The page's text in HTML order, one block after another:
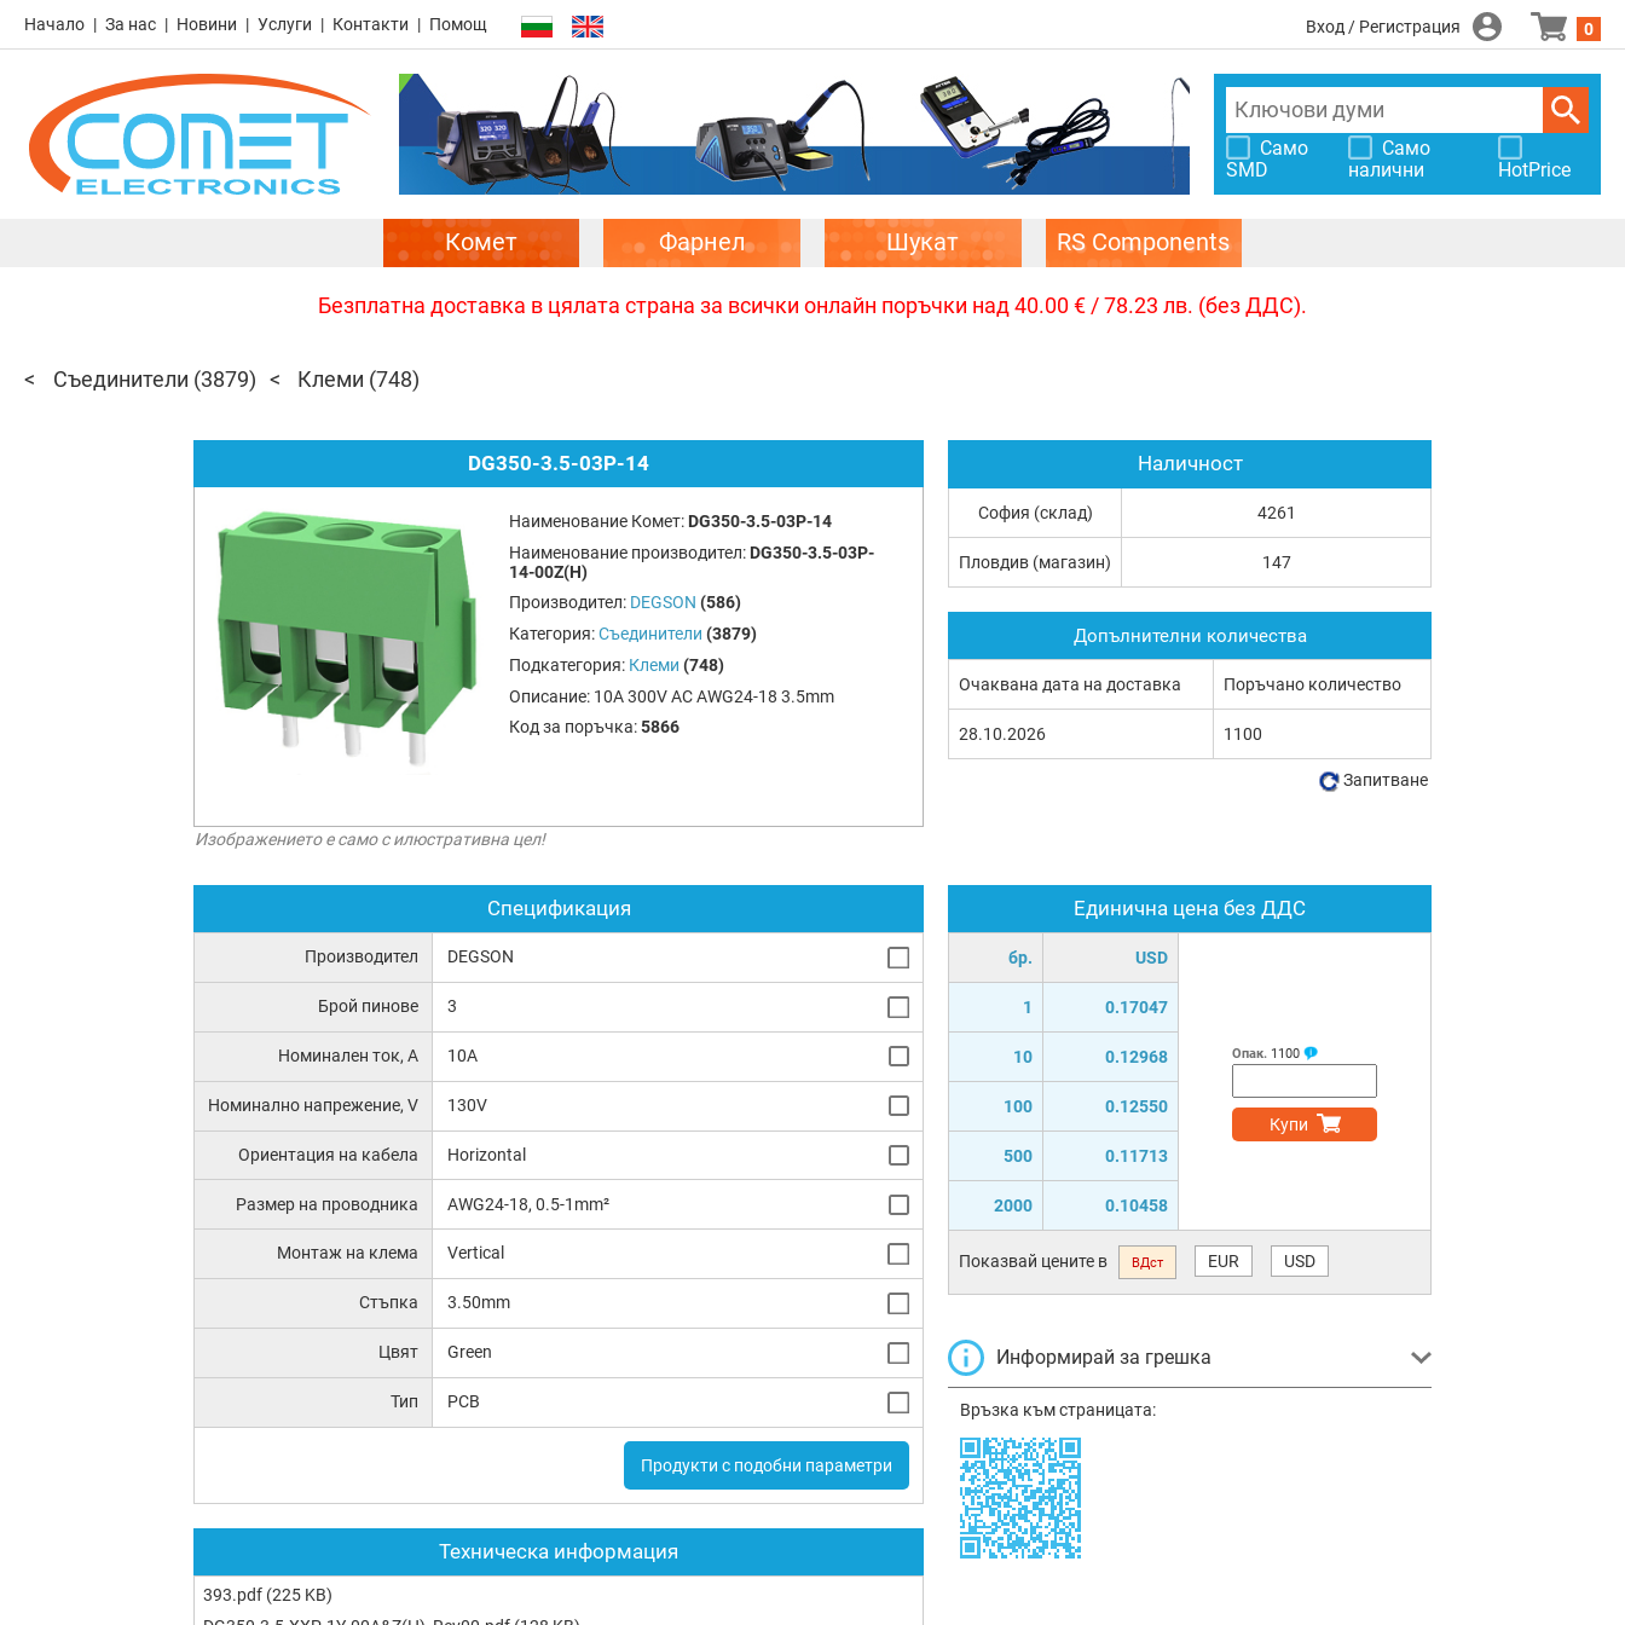
Начало За нас Новини Услуги Контакти Помощ Вход / Регистрация 0
Само
SMD
Само
налични
HotPrice
Комет Фарнел Шукат RS Components
Безплатна доставка в цялата страна за всички онлайн поръчки над 40.00 € / 78.23 лв. (без ДДС).
Съединители (3879) Клеми (748)
DG350-3.5-03P-14
Наименование Комет: DG350-3.5-03P-14
Наименование производител: DG350-3.5-03P-
14-00Z(H)
Производител: DEGSON (586)
Категория:Съединители (3879)
Подкатегория: Клеми (748)
Описание: 10A 300V AC AWG24-18 3.5mm
Код за поръчка:5866
Изображението е само с илюстративна цел!
Спецификация
Производител DEGSON
Брой пинове 3
Номинален ток, А 10A
Номинално напрежение, V 130V
Ориентация на кабела Horizontal
Размер на проводника AWG24-18, 0.5-1mm²
Монтаж на клема Vertical
Стъпка 3.50mm
Цвят Green
Тип PCB
Продукти с подобни параметри
Техническа информация
393.pdf (225 KB)
Единична цена без ДДС
бр. USD
1 0.17047
10 0.12968
100 0.12550
500 0.11713
2000 0.10458
Опак. 1100
Купи
Показвай цените в ВДст EUR USD
Информирай за грешка
Връзка към страницата:
Наличност
София (склад) 4261
Пловдив (магазин) 147
Допълнителни количества
Очаквана дата на доставка Поръчано количество
28.10.2026 1100
Запитване